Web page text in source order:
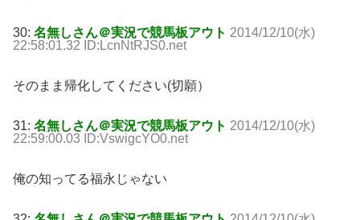
30: 名無しさん＠実況で競馬板アウト 2014/12/10(水)
22:58:01.32 ID:LcnNtRJS0.net
そのまま帰化してください(切願）
31: 名無しさん＠実況で競馬板アウト 2014/12/10(水)
22:59:00.03 ID:VswigcYO0.net
俺の知ってる福永じゃない